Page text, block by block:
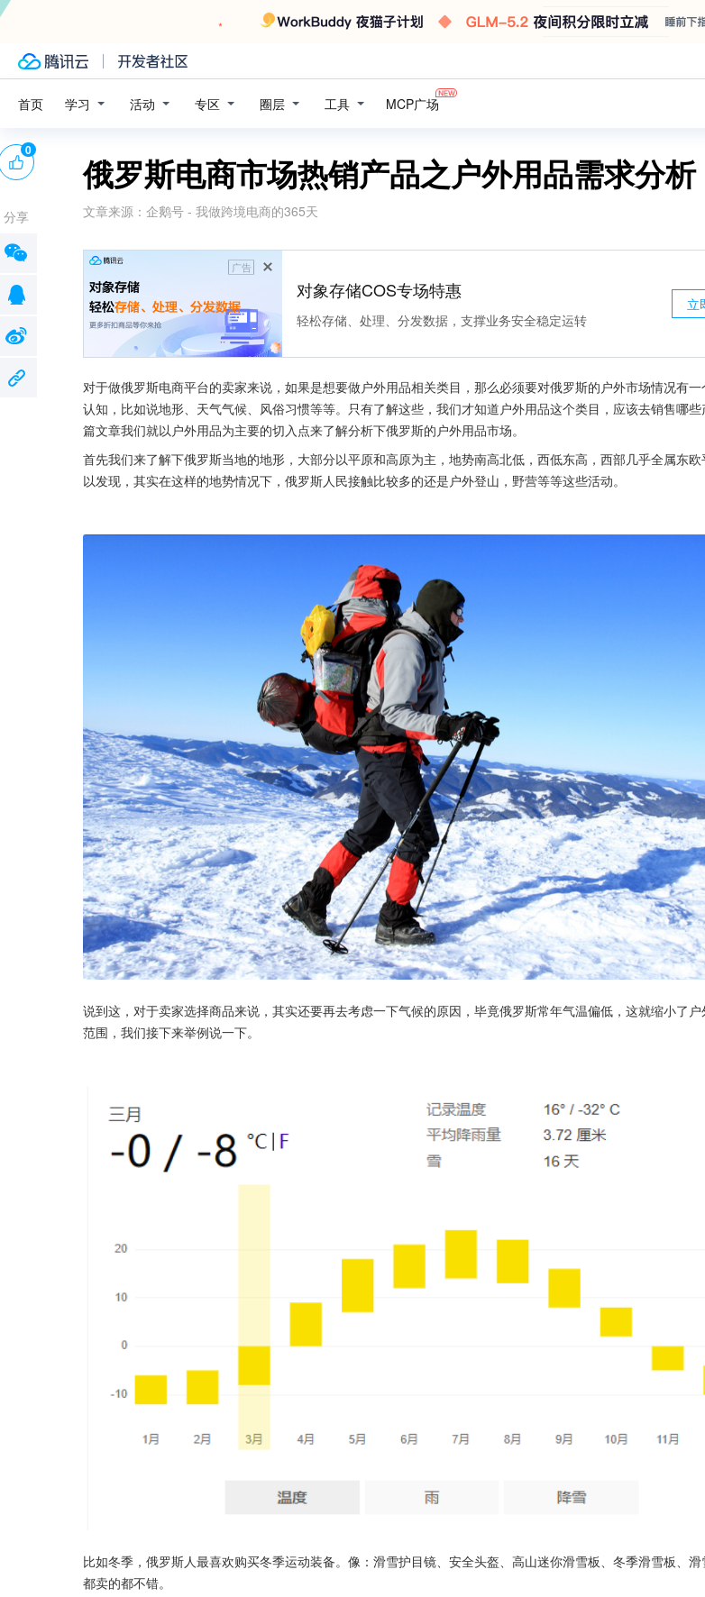
首页 学习 活动 专区 圈层 工具 MCP广场
俄罗斯电商市场热销产品之户外用品需求分析
文章来源： 企鹅号 - 我做跨境电商的365天
广告
对象存储COS专场特惠
轻松存储、处理、分发数据，支撑业务安全稳定运转
立
对于做俄罗斯电商平台的卖家来说，如果是想要做户外用品相关类目，那么必须要对俄罗斯的户外市场情况有
认知，比如说地形、天气气候、风俗习惯等等。只有了解这些，我们才知道户外用品这个类目，应该去销售哪
篇文章我们就以户外用品为主要的切入点来了解分析下俄罗斯的户外用品市场。
首先我们来了解下俄罗斯当地的地形，大部分以平原和高原为主，地势南高北低，西低东高，西部几乎全属东
以发现，其实在这样的地势情况下，俄罗斯人民接触比较多的还是户外登山，野营等等这些活动。
说到这，对于卖家选择商品来说，其实还要再去考虑一下气候的原因，毕竟俄罗斯常年气温偏低，这就缩小了
范围，我们接下来举例说一下。
比如冬季，俄罗斯人最喜欢购买冬季运动装备。像：滑雪护目镜、安全头盔、高山迷你滑雪板、冬季滑雪板、
都卖的都不错。
0
分享